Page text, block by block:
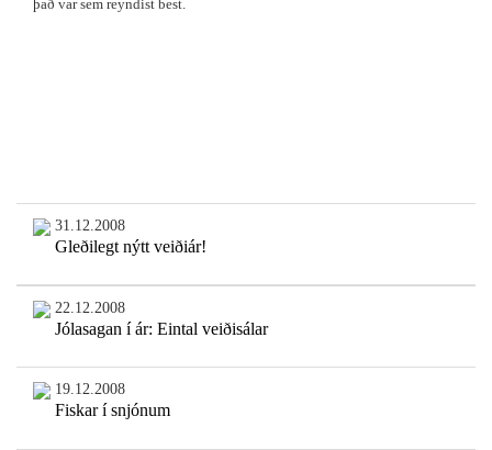
það var sem reyndist best.
31.12.2008
Gleðilegt nýtt veiðiár!
22.12.2008
Jólasagan í ár: Eintal veiðisálar
19.12.2008
Fiskar í snjónum